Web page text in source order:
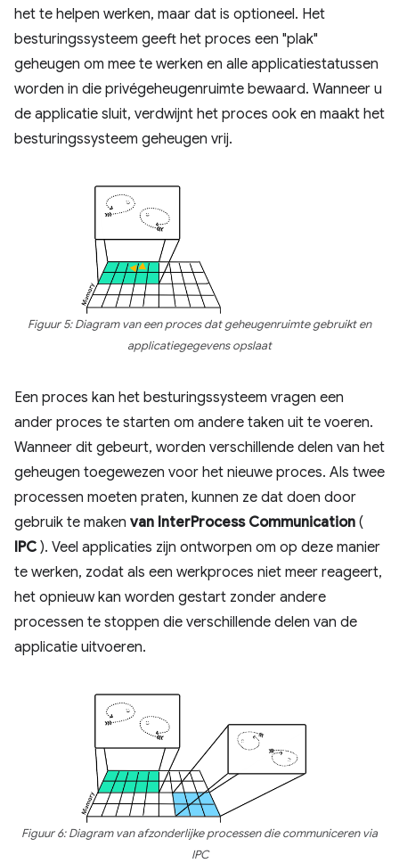
het te helpen werken, maar dat is optioneel. Het
besturingssysteem geeft het proces een "plak"
geheugen om mee te werken en alle applicatiestatussen
worden in die privégeheugenruimte bewaard. Wanneer u
de applicatie sluit, verdwijnt het proces ook en maakt het
besturingssysteem geheugen vrij.
Figuur 5: Diagram van een proces dat geheugenruimte gebruikt en
applicatiegegevens opslaat
Een proces kan het besturingssysteem vragen een
ander proces te starten om andere taken uit te voeren.
Wanneer dit gebeurt, worden verschillende delen van het
geheugen toegewezen voor het nieuwe proces. Als twee
processen moeten praten, kunnen ze dat doen door
gebruik te maken van InterProcess Communication (
IPC ). Veel applicaties zijn ontworpen om op deze manier
te werken, zodat als een werkproces niet meer reageert,
het opnieuw kan worden gestart zonder andere
processen te stoppen die verschillende delen van de
applicatie uitvoeren.
Figuur 6: Diagram van afzonderlijke processen die communiceren via
IPC